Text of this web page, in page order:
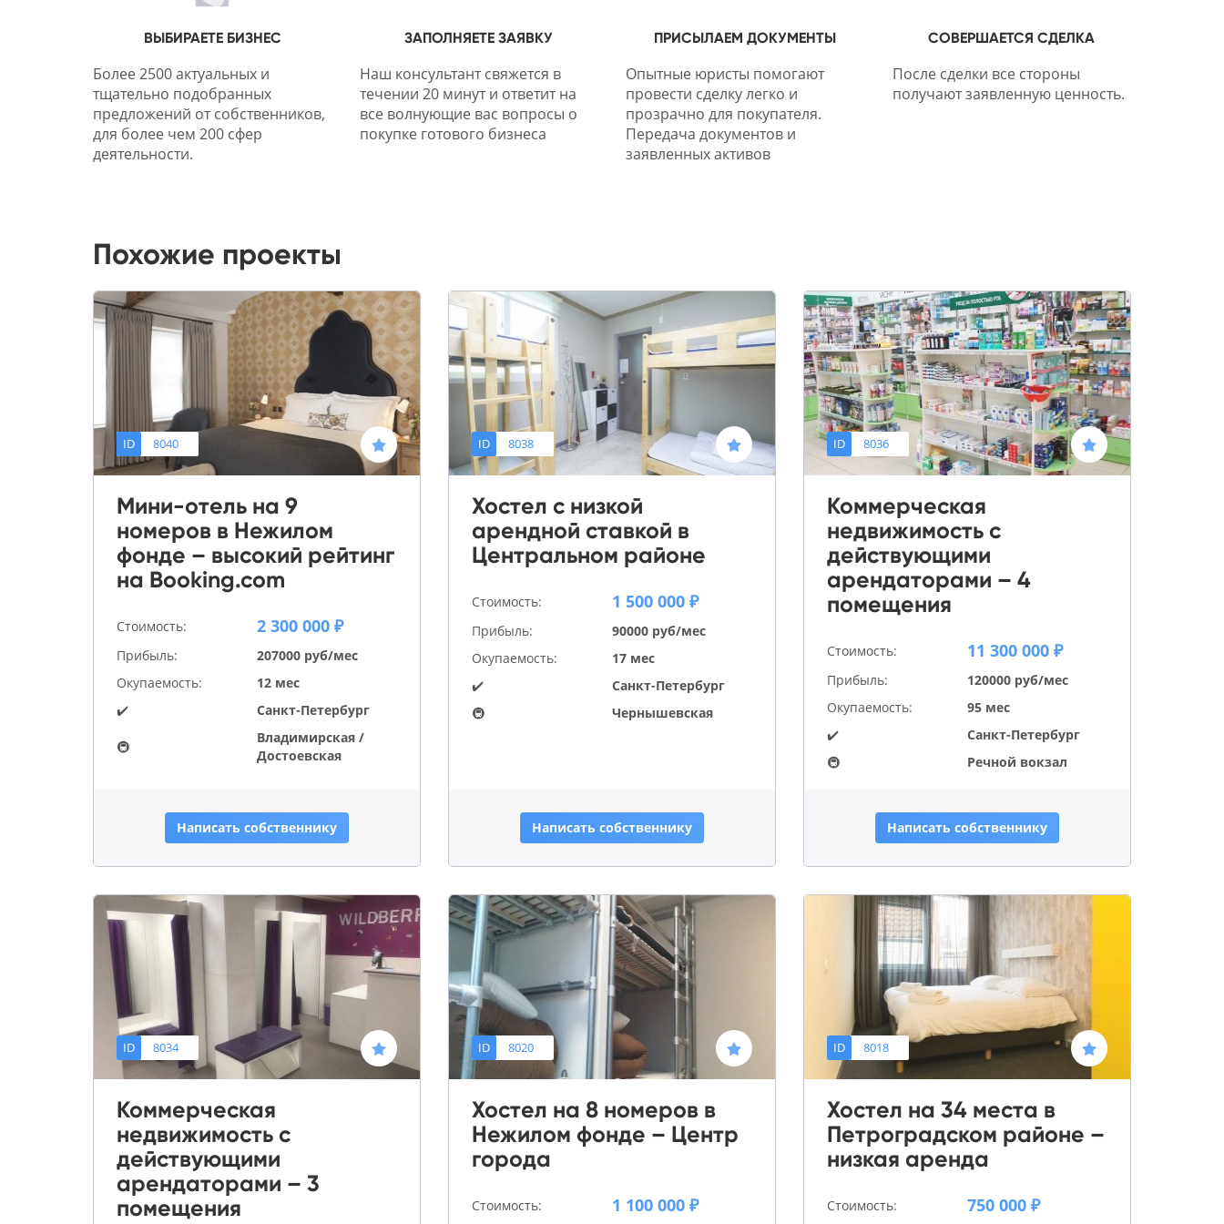
ВЫБИРАЕТЕ БИЗНЕС
Более 2500 актуальных и
тщательно подобранных
предложений от собственников,
для более чем 200 сфер
деятельности.
ЗАПОЛНЯЕТЕ ЗАЯВКУ
Наш консультант свяжется в
течении 20 минут и ответит на
все волнующие вас вопросы о
покупке готового бизнеса
ПРИСЫЛАЕМ ДОКУМЕНТЫ
Опытные юристы помогают
провести сделку легко и
прозрачно для покупателя.
Передача документов и
заявленных активов
СОВЕРШАЕТСЯ СДЕЛКА
После сделки все стороны
получают заявленную ценность.
Похожие проекты
ID 8040
Мини-отель на 9
номеров в Нежилом
фонде – высокий рейтинг
на Booking.com
Стоимость: 2 300 000 ₽
Прибыль:
207000 руб/мес
Окупаемость:
12 мес
✔️
Санкт-Петербург
🚇
Владимирская /
Достоевская
Написать собственнику
ID 8038
Хостел с низкой
арендной ставкой в
Центральном районе
Стоимость: 1 500 000 ₽
Прибыль:
90000 руб/мес
Окупаемость:
17 мес
✔️
Санкт-Петербург
🚇
Чернышевская
Написать собственнику
ID 8036
Коммерческая
недвижимость с
действующими
арендаторами – 4
помещения
Стоимость: 11 300 000 ₽
Прибыль:
120000 руб/мес
Окупаемость:
95 мес
✔️
Санкт-Петербург
🚇
Речной вокзал
Написать собственнику
ID 8034
Коммерческая
недвижимость с
действующими
арендаторами – 3
помещения
ID 8020
Хостел на 8 номеров в
Нежилом фонде – Центр
города
Стоимость: 1 100 000 ₽
ID 8018
Хостел на 34 места в
Петроградском районе –
низкая аренда
Стоимость: 750 000 ₽